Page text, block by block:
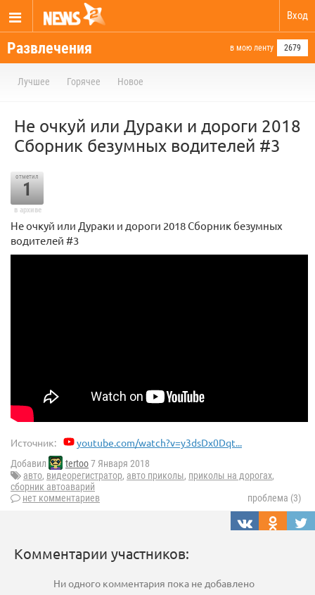
Вход
Развлечения в мою ленту 2679
Лучшее Горячее Новое
Не очкуй или Дураки и дороги 2018
Сборник безумных водителей #3
отметил
1
в архиве
Не очкуй или Дураки и дороги 2018 Сборник безумных
водителей #3
Источник: youtube.com/watch?v=y3dsDx0Dqt...
Добавил tertoo7 Января 2018
авто, видеорегистратор, авто приколы, приколы на дорогах,
сборник автоаварий
нет комментариев
проблема (3)
Комментарии участников:
Ни одного комментария пока не добавлено